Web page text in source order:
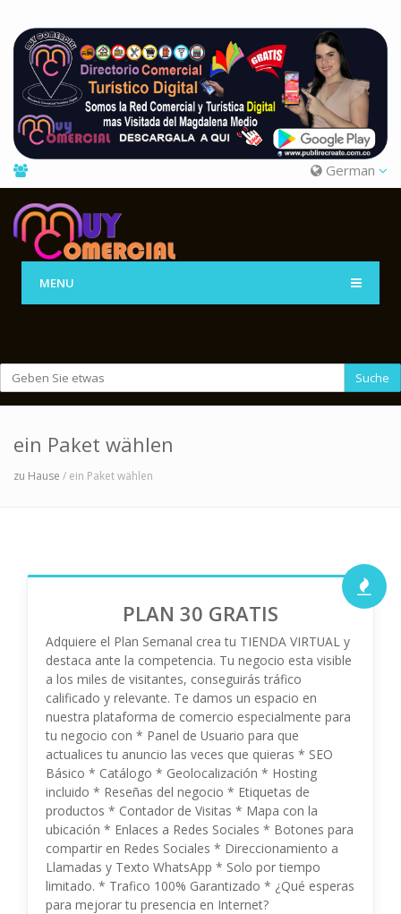
German
MENU
Suche
ein Paket wählen
zu Hause / ein Paket wählen
PLAN 30 GRATIS
Adquiere el Plan Semanal crea tu TIENDA VIRTUAL y
destaca ante la competencia. Tu negocio esta visible
a los miles de visitantes, conseguirás tráfico
calificado y relevante. Te damos un espacio en
nuestra plataforma de comercio especialmente para
tu negocio con * Panel de Usuario para que
actualices tu anuncio las veces que quieras * SEO
Básico * Catálogo * Geolocalización * Hosting
incluido * Reseñas del negocio * Etiquetas de
productos * Contador de Visitas * Mapa con la
ubicación * Enlaces a Redes Sociales * Botones para
compartir en Redes Sociales * Direccionamiento a
Llamadas y Texto WhatsApp * Solo por tiempo
limitado. * Trafico 100% Garantizado * ¿Qué esperas
para mejorar tu presencia en Internet?